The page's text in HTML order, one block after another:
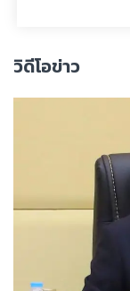
วิดีโอข่าว